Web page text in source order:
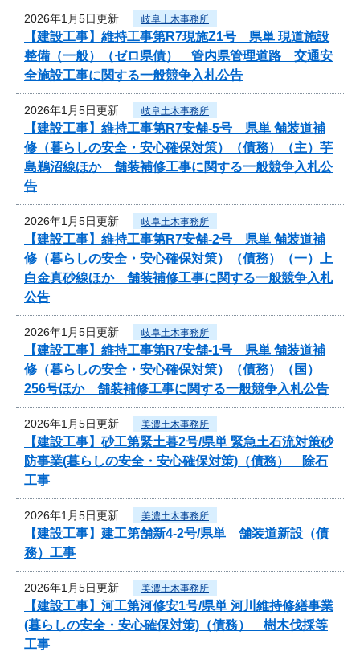
2026年1月5日更新 岐阜土木事務所
【建設工事】維持工事第R7現施Z1号 県単 現道施設
整備（一般）（ゼロ県債） 管内県管理道路 交通安
全施設工事に関する一般競争入札公告
2026年1月5日更新 岐阜土木事務所
【建設工事】維持工事第R7安舗-5号 県単 舗装道補
修（暮らしの安全・安心確保対策）（債務）（主）芋
島鵜沼線ほか 舗装補修工事に関する一般競争入札公
告
2026年1月5日更新 岐阜土木事務所
【建設工事】維持工事第R7安舗-2号 県単 舗装道補
修（暮らしの安全・安心確保対策）（債務）（一）上
白金真砂線ほか 舗装補修工事に関する一般競争入札
公告
2026年1月5日更新 岐阜土木事務所
【建設工事】維持工事第R7安舗-1号 県単 舗装道補
修（暮らしの安全・安心確保対策）（債務）（国）
256号ほか 舗装補修工事に関する一般競争入札公告
2026年1月5日更新 美濃土木事務所
【建設工事】砂工第緊土暮2号/県単 緊急土石流対策砂
防事業(暮らしの安全・安心確保対策)（債務） 除石
工事
2026年1月5日更新 美濃土木事務所
【建設工事】建工第舗新4-2号/県単 舗装道新設（債
務）工事
2026年1月5日更新 美濃土木事務所
【建設工事】河工第河修安1号/県単 河川維持修繕事業
(暮らしの安全・安心確保対策)（債務） 樹木伐採等
工事